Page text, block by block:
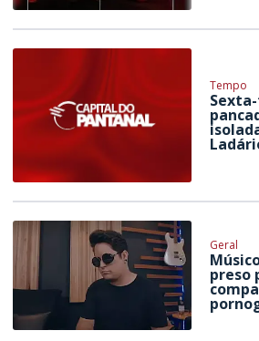
Tempo
Geral
preso